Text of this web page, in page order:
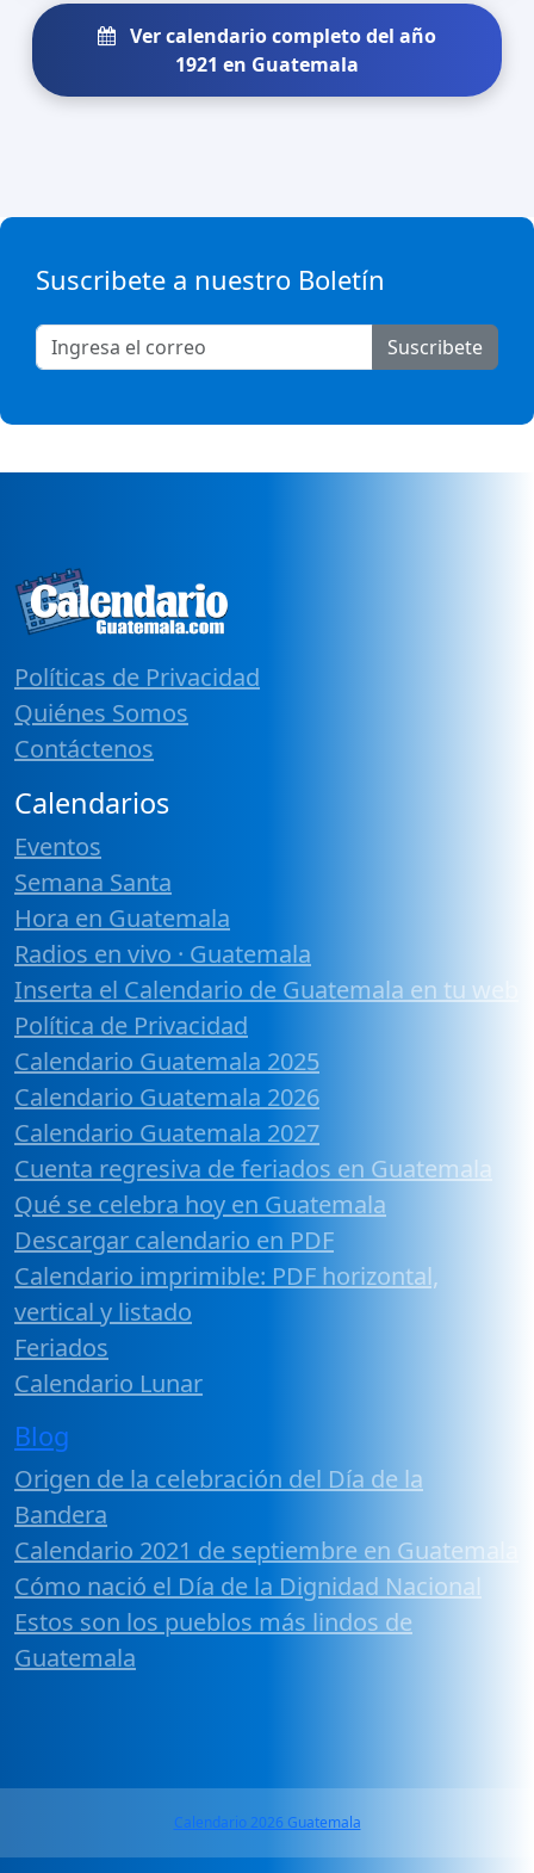
Ver calendario completo del año
1921 en Guatemala
Suscribete a nuestro Boletín
Suscribete
Políticas de Privacidad
Quiénes Somos
Contáctenos
Calendarios
Eventos
Semana Santa
Hora en Guatemala
Radios en vivo · Guatemala
Inserta el Calendario de Guatemala en tu web
Política de Privacidad
Calendario Guatemala 2025
Calendario Guatemala 2026
Calendario Guatemala 2027
Cuenta regresiva de feriados en Guatemala
Qué se celebra hoy en Guatemala
Descargar calendario en PDF
Calendario imprimible: PDF horizontal,
vertical y listado
Feriados
Calendario Lunar
Blog
Origen de la celebración del Día de la
Bandera
Calendario 2021 de septiembre en Guatemala
Cómo nació el Día de la Dignidad Nacional
Estos son los pueblos más lindos de
Guatemala
Calendario 2026 Guatemala